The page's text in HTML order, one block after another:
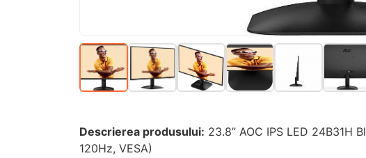
Descrierea produsului: 23.8” AOC IPS LED 24B31H
120Hz, VESA)